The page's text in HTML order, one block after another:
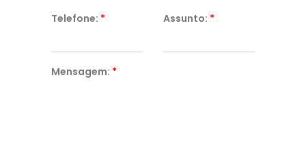
Telefone: * Assunto: *
Mensagem: *